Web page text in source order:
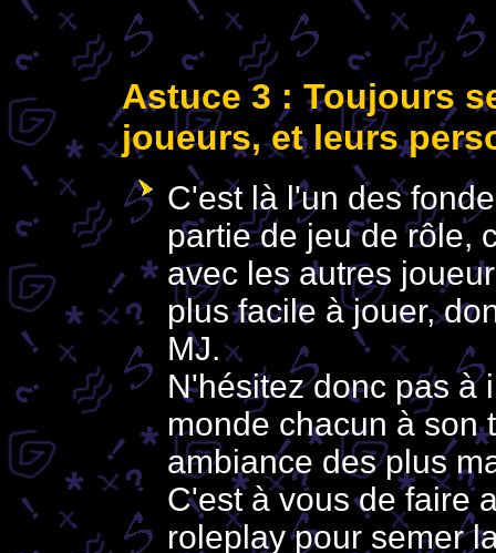
Astuce 3 : Toujours
joueurs, et leurs
C'est là l'un des
partie de jeu de rôle,
avec les autres
plus facile à jouer,
MJ.
N'hésitez donc pas à
monde chacun à son
ambiance des plus
C'est à vous de faire
roleplay pour semer